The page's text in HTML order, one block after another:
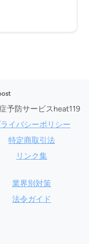
予防サービスheat119
イバシーポリシー
特定商取引法
リンク集
業界別対策
法令ガイド